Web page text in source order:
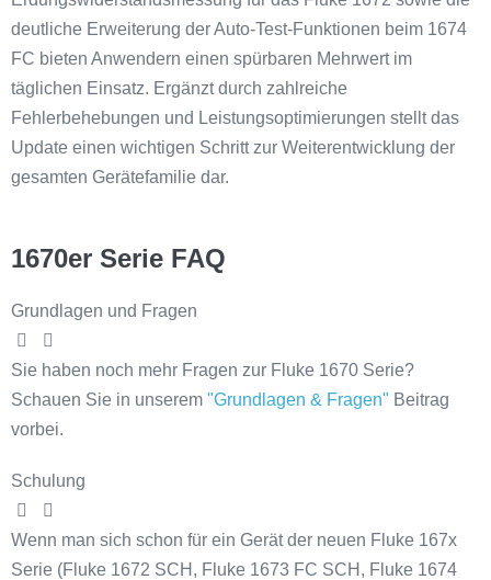
deutliche Erweiterung der Auto-Test-Funktionen beim 1674
FC bieten Anwendern einen spürbaren Mehrwert im
täglichen Einsatz. Ergänzt durch zahlreiche
Fehlerbehebungen und Leistungsoptimierungen stellt das
Update einen wichtigen Schritt zur Weiterentwicklung der
gesamten Gerätefamilie dar.
1670er Serie FAQ
Grundlagen und Fragen
Sie haben noch mehr Fragen zur Fluke 1670 Serie?
Schauen Sie in unserem "Grundlagen & Fragen" Beitrag
vorbei.
Schulung
Wenn man sich schon für ein Gerät der neuen Fluke 167x
Serie (Fluke 1672 SCH, Fluke 1673 FC SCH, Fluke 1674